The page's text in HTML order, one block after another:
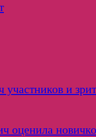
участников и
оценила